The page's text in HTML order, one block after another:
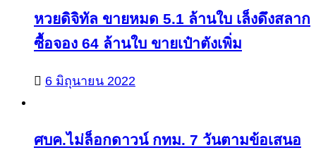
หวยดิจิทัล ขายหมด 5.1 ล้านใบ เล็งดึงสลาก
ซื้อจอง 64 ล้านใบ ขายเป๋าตังเพิ่ม
6 มิถุนายน 2022
ศบค.ไม่ล็อกดาวน์ กทม. 7 วันตามข้อเสนอ